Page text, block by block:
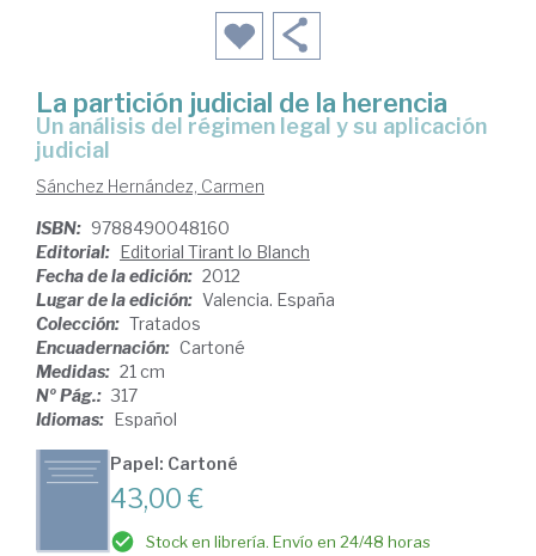
La partición judicial de la herencia
un análisis del régimen legal y su aplicación
judicial
Sánchez Hernández, Carmen
ISBN: 9788490048160
Editorial: Editorial Tirant lo Blanch
Fecha de la edición: 2012
Lugar de la edición: Valencia. España
Colección: Tratados
Encuadernación: Cartoné
Medidas: 21 cm
Nº Pág.: 317
Idiomas: Español
Papel: Cartoné
43,00 €
Stock en librería. Envío en 24/48 horas